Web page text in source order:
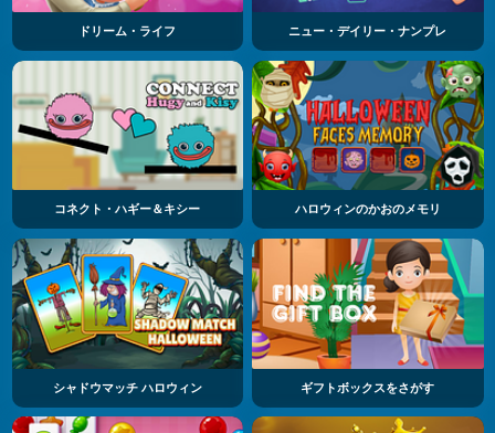
ドリーム・ライフ ニュー・デイリー・ナンプレ
コネクト・ハギー＆キシー ハロウィンのかおのメモリ
シャドウマッチ ハロウィン ギフトボックスをさがす